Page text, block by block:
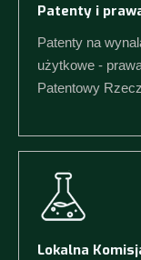
Patenty i
Patenty na
użytkowe -
Patentowy
Lokalna